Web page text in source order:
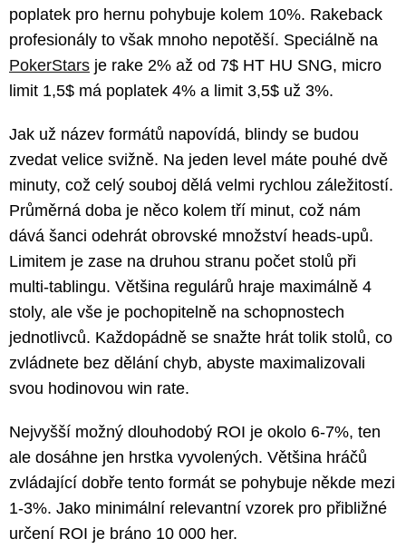
poplatek pro hernu pohybuje kolem 10%. Rakeback
profesionály to však mnoho nepotěší. Speciálně na
PokerStars je rake 2% až od 7$ HT HU SNG, micro
limit 1,5$ má poplatek 4% a limit 3,5$ už 3%.
Jak už název formátů napovídá, blindy se budou
zvedat velice svižně. Na jeden level máte pouhé dvě
minuty, což celý souboj dělá velmi rychlou záležitostí.
Průměrná doba je něco kolem tří minut, což nám
dává šanci odehrát obrovské množství heads-upů.
Limitem je zase na druhou stranu počet stolů při
multi-tablingu. Většina regulárů hraje maximálně 4
stoly, ale vše je pochopitelně na schopnostech
jednotlivců. Každopádně se snažte hrát tolik stolů, co
zvládnete bez dělání chyb, abyste maximalizovali
svou hodinovou win rate.
Nejvyšší možný dlouhodobý ROI je okolo 6-7%, ten
ale dosáhne jen hrstka vyvolených. Většina hráčů
zvládající dobře tento formát se pohybuje někde mezi
1-3%. Jako minimální relevantní vzorek pro přibližné
určení ROI je bráno 10 000 her.